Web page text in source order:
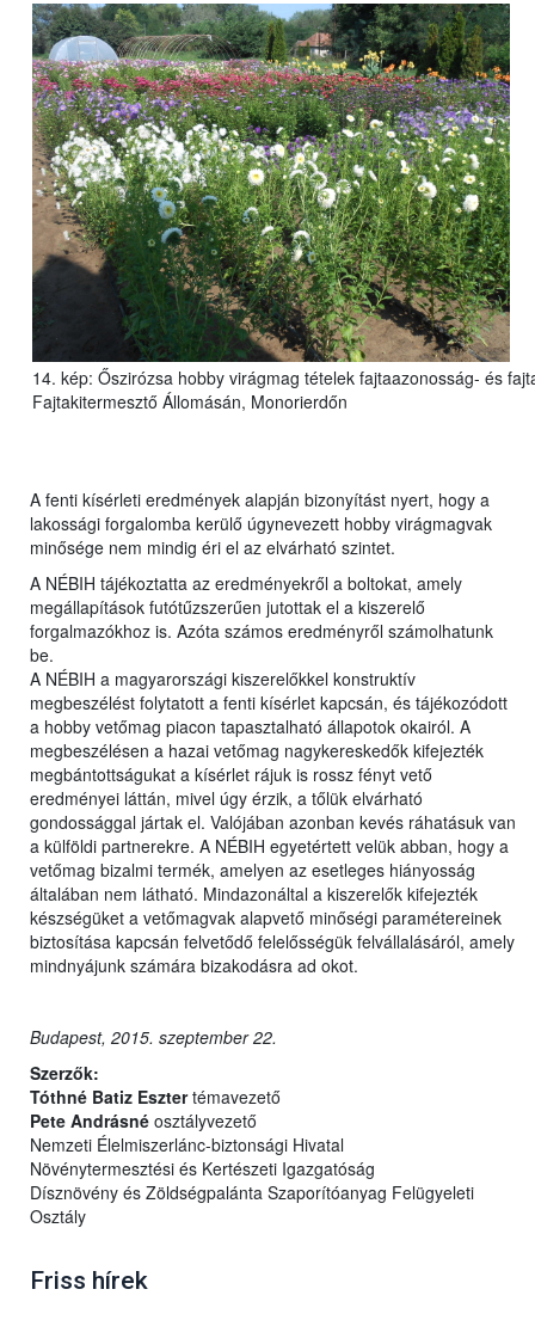
14. kép: Őszirózsa hobby virágmag tételek fajtaazonosság- és
Fajtakitermesztő Állomásán, Monorierdőn
A fenti kísérleti eredmények alapján bizonyítást nyert, hogy a
lakossági forgalomba kerülő úgynevezett hobby virágmagvak
minősége nem mindig éri el az elvárható szintet.
A NÉBIH tájékoztatta az eredményekről a boltokat, amely
megállapítások futótűzszerűen jutottak el a kiszerelő
forgalmazókhoz is. Azóta számos eredményről számolhatunk
be.
A NÉBIH a magyarországi kiszerelőkkel konstruktív
megbeszélést folytatott a fenti kísérlet kapcsán, és tájékozódott
a hobby vetőmag piacon tapasztalható állapotok okairól. A
megbeszélésen a hazai vetőmag nagykereskedők kifejezték
megbántottságukat a kísérlet rájuk is rossz fényt vető
eredményei láttán, mivel úgy érzik, a tőlük elvárható
gondossággal jártak el. Valójában azonban kevés ráhatásuk van
a külföldi partnerekre. A NÉBIH egyetértett velük abban, hogy a
vetőmag bizalmi termék, amelyen az esetleges hiányosság
általában nem látható. Mindazonáltal a kiszerelők kifejezték
készségüket a vetőmagvak alapvető minőségi paramétereinek
biztosítása kapcsán felvetődő felelősségük felvállalásáról, amely
mindnyájunk számára bizakodásra ad okot.
Budapest, 2015. szeptember 22.
Szerzők:
Tóthné Batiz Esztertémavezető
Pete Andrásné osztályvezető
Nemzeti Élelmiszerlánc-biztonsági Hivatal
Növénytermesztési és Kertészeti Igazgatóság
Dísznövény és Zöldségpalánta Szaporítóanyag Felügyeleti
Osztály
Friss hírek